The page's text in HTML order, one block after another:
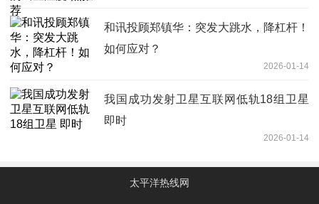
和讯投顾郑镇华：突发大跳水，降杠杆！
如何应对？
2026-01-14
我国成功发射卫星互联网低轨18组卫星
即时
2026-01-14
太平洋热线网